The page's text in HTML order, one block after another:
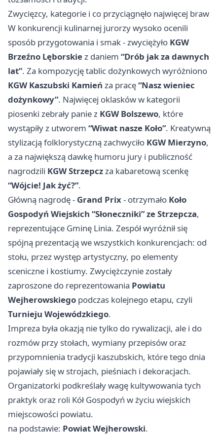
Zwycięzcy, kategorie i co przyciągnęło najwięcej braw
W konkurencji kulinarnej jurorzy wysoko ocenili
sposób przygotowania i smak - zwyciężyło KGW
Brzeźno Lęborskiez daniem “Drób jak za dawnych
lat”. Za kompozycję tablic dożynkowych wyróżniono
KGW Kaszubski Kamień za pracę“Nasz wieniec
dożynkowy”. Najwięcej oklasków w kategorii
piosenki zebrały panie z KGW Bolszewo, które
wystąpiły z utworem “Wiwat nasze Koło”. Kreatywną
stylizacją folklorystyczną zachwyciło KGW Mierzyno,
a za największą dawkę humoru jury i publiczność
nagrodzili KGW Strzepczza kabaretową scenkę
“Wójcie! Jak żyć?”.
Główną nagrodę - Grand Prix- otrzymało Koło
Gospodyń Wiejskich “Słoneczniki” ze Strzepcza,
reprezentujące Gminę Linia. Zespół wyróżnił się
spójną prezentacją we wszystkich konkurencjach: od
stołu, przez występ artystyczny, po elementy
sceniczne i kostiumy. Zwyciężczynie zostały
zaproszone do reprezentowania Powiatu
Wejherowskiego podczas kolejnego etapu, czyli
Turnieju Wojewódzkiego.
Impreza była okazją nie tylko do rywalizacji, ale i do
rozmów przy stołach, wymiany przepisów oraz
przypomnienia tradycji kaszubskich, które tego dnia
pojawiały się w strojach, pieśniach i dekoracjach.
Organizatorki podkreślały wagę kultywowania tych
praktyk oraz roli Kół Gospodyń w życiu wiejskich
miejscowości powiatu.
na podstawie: Powiat Wejherowski.